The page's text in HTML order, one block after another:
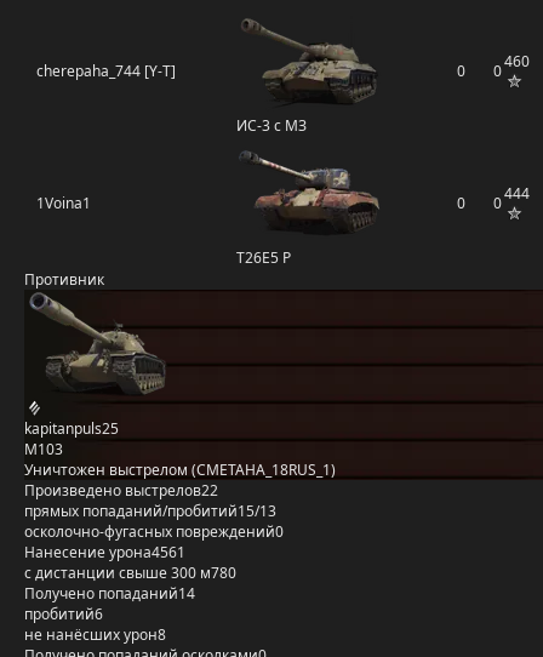
cherepaha_744 [Y-T]
ИС-3 с МЗ
0 0460
1Voina1
T26E5 P
0 0444
Противник
kapitanpuls25
M103
Уничтожен выстрелом (CMETAHA_18RUS_1)
Произведено выстрелов22
прямых попаданий/пробитий15/13
осколочно-фугасных повреждений0
Нанесение урона4561
с дистанции свыше 300 м780
Получено попаданий14
пробитий6
не нанёсших урон8